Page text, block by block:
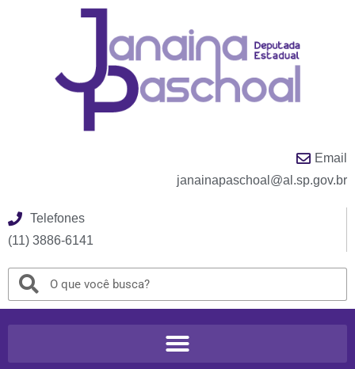
Email
janainapaschoal@al.sp.gov.br
Telefones
(11) 3886-6141